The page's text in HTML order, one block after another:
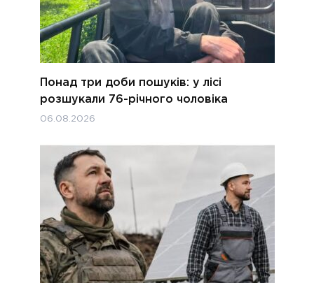
Понад три доби пошуків: у лісі
розшукали 76-річного чоловіка
06.08.2026